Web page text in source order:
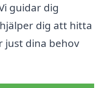
guidar dig
dig att hitta
just dina behov